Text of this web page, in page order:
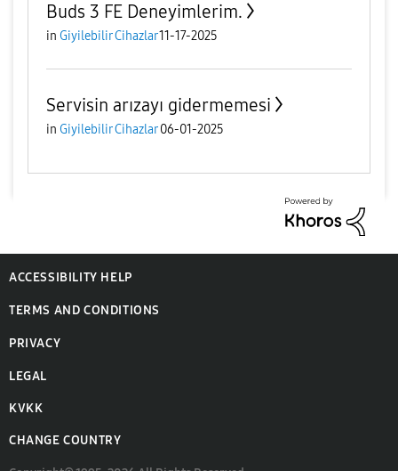
Buds 3 FE Deneyimlerim.
in Giyilebilir Cihazlar11-17-2025
Servisin arızayı gidermemesi
in Giyilebilir Cihazlar 06-01-2025
ACCESSIBILITY HELP
TERMS AND CONDITIONS
PRIVACY
LEGAL
KVKK
CHANGE COUNTRY